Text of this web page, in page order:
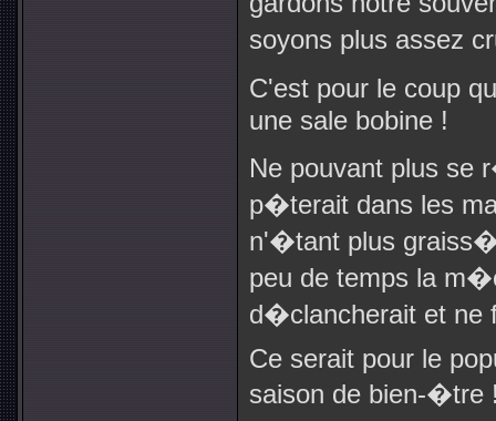
soyons plus assez
C'est pour le coup
une sale bobine !
Ne pouvant plus se
p�terait dans les
n'�tant plus
peu de temps la
d�clancherait et ne
Ce serait pour le
saison de bien-�tre